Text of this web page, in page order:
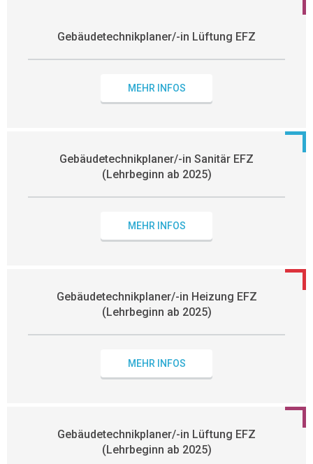
Gebäudetechnikplaner/-in Lüftung EFZ
MEHR INFOS
Gebäudetechnikplaner/-in Sanitär EFZ
(Lehrbeginn ab 2025)
MEHR INFOS
Gebäudetechnikplaner/-in Heizung EFZ
(Lehrbeginn ab 2025)
MEHR INFOS
Gebäudetechnikplaner/-in Lüftung EFZ
(Lehrbeginn ab 2025)